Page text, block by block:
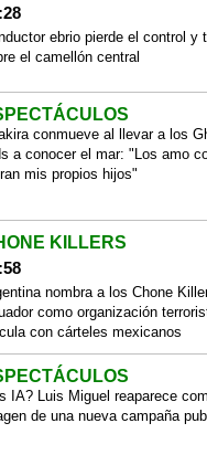
ebrio pierde el control y
el camellón central
conmueve al llevar a los
a conocer el mar: "Los amo
mis propios hijos"
KILLERS
nombra a los Chone
como organización
con cárteles mexicanos
IA? Luis Miguel reaparece
de una nueva campaña